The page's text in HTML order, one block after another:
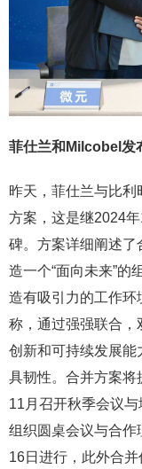
菲仕兰和Milcobel发
昨天，菲仕兰与比
方案，这是继2024年
碑。方案详细阐述了
造一个“面向未来”的
造有吸引力的工作环
称，通过强强联合，
创新和可持续发展能
具韧性。合并方案将
11月召开秋季会议
组织圆桌会议与合作
16日进行，此外合